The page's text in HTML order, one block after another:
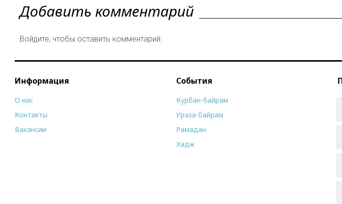
Добавить комментарий
Войдите, чтобы оставить комментарий:
Информация
О нас
Контакты
Вакансии
События
Курбан-байрам
Ураза-байрам
Рамадан
Хадж